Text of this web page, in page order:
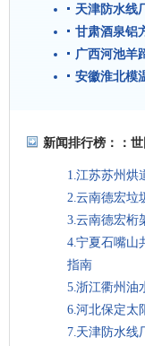
天津防水线
甘肃酒泉铝
广西河池羊
安徽淮北模
新闻排行榜：：
江苏苏州烘
云南德宏垃
云南德宏桁
宁夏石嘴山
指南
浙江衢州油
河北保定太
天津防水线